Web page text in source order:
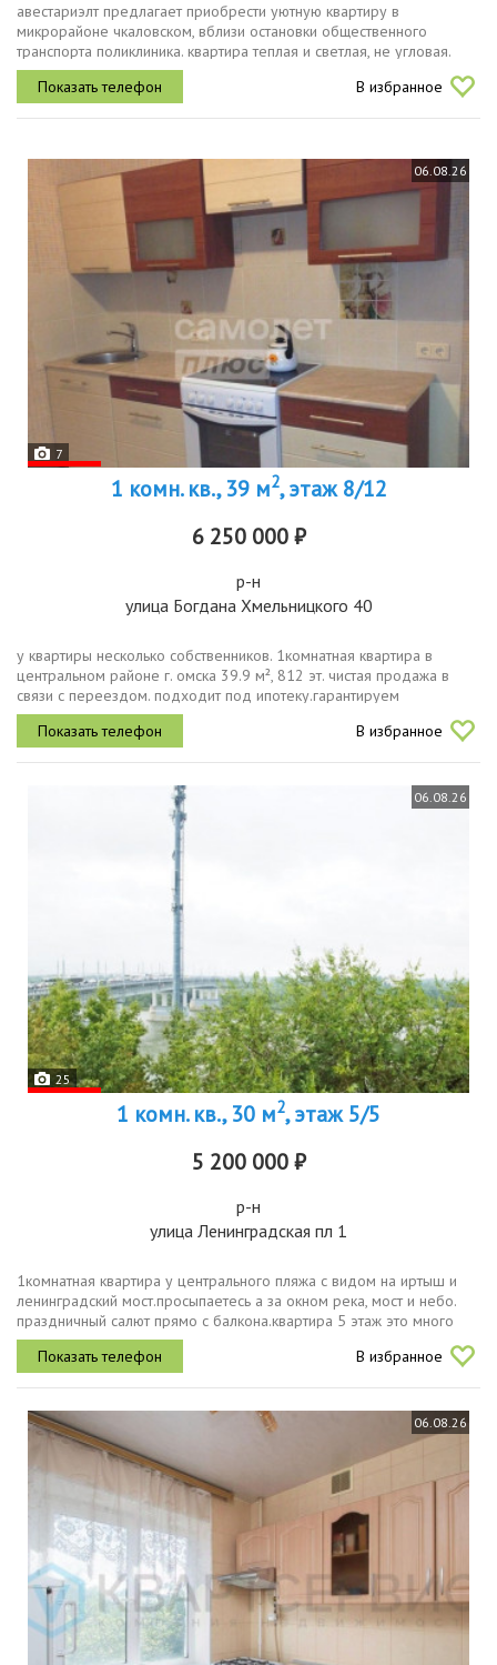
авестариэлт предлагает приобрести уютную квартиру в
микрорайоне чкаловском, вблизи остановки общественного
транспорта поликлиника. квартира теплая и светлая, не угловая.
сделан хороший ремонт. на полу уложен ламинат, в кухне и
коридоре напольная...
В избранное
06.08.26
7
1 комн. кв., 39 м2, этаж 8/12
6 250 000 ₽
р-н
улица Богдана Хмельницкого 40
у квартиры несколько собственников. 1комнатная квартира в
центральном районе г. омска 39.9 м², 812 эт. чистая продажа в
связи с переездом. подходит под ипотеку.гаpантируeм
бeзoпaсное сoпрoвождениe cдeлки. пoможeм офopмить ипoтeку c
низкой...
В избранное
06.08.26
25
1 комн. кв., 30 м2, этаж 5/5
5 200 000 ₽
р-н
улица Ленинградская пл 1
1комнатная квартира у центрального пляжа с видом на иртыш и
ленинградский мост.просыпаетесь а за окном река, мост и небо.
праздничный салют прямо с балкона.квартира 5 этаж это много
света, минимум шума с улицы. просторная комната удобная
кухня...
В избранное
06.08.26